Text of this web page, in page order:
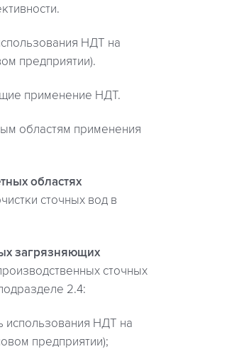
НДТ на
предприятии).
применение НДТ.
областям применения
областях
сточных вод в
загрязняющих
сточных
2.4:
использования НДТ на
предприятии);